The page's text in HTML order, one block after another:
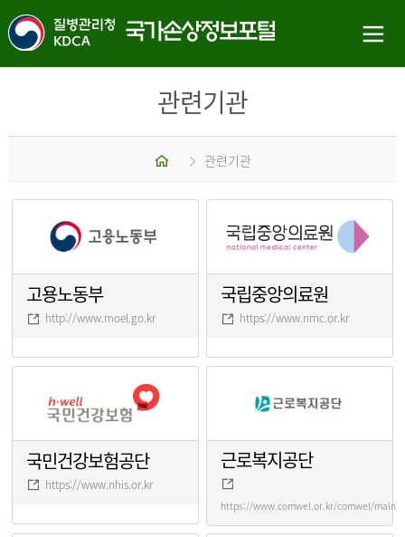
관련기관
홈 관련기관
고용노동부
http://www.moel.go.kr
국립중앙의료원
https://www.nmc.or.kr
국민건강보험공단
https://www.nhis.or.kr
근로복지공단
https://www.comwel.or.kr/comwel/